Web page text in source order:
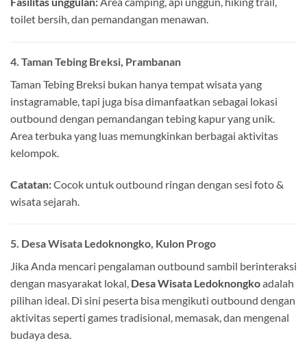
toilet bersih, dan pemandangan menawan.
4. Taman Tebing Breksi, Prambanan
Taman Tebing Breksi bukan hanya tempat wisata yang
instagramable, tapi juga bisa dimanfaatkan sebagai lokasi
outbound dengan pemandangan tebing kapur yang unik.
Area terbuka yang luas memungkinkan berbagai aktivitas
kelompok.
Catatan:Cocok untuk outbound ringan dengan sesi foto &
wisata sejarah.
5. Desa Wisata Ledoknongko, Kulon Progo
Jika Anda mencari pengalaman outbound sambil berinteraksi
dengan masyarakat lokal, Desa Wisata Ledoknongkoadalah
pilihan ideal. Di sini peserta bisa mengikuti outbound dengan
aktivitas seperti games tradisional, memasak, dan mengenal
budaya desa.